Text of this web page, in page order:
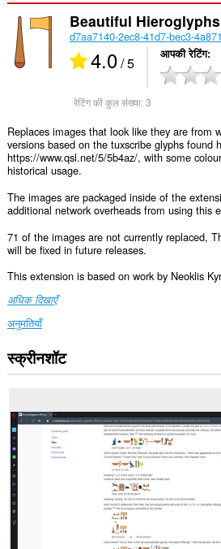
Beautiful Hieroglyphs
d7aa7140-2ec8-41d7-bec3-
4.0/ 5 आपकी रेटिंग
रेटिंग की कुल संख्या:3
Replaces images that look like they are from
versions based on the tuxscribe glyphs found
https://www.qsl.net/5/5b4az/, with some
historical usage.
The images are packaged inside of the
additional network overheads from using this
71 of the images are not currently replaced,
will be fixed in future releases.
This extension is based on work by Neoklis
अधिक दिखाएँ
अनुमतियाँ
यह
एक्सटेंशन
पर
आपके
डेटा
तक
पहुँच
प्राप्त
कर
सकता
है।
स्क्रीनशॉट